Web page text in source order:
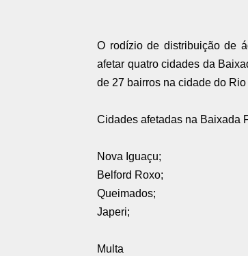
O rodízio de distribuição de
afetar quatro cidades da
de 27 bairros na cidade do
Cidades afetadas na Baixada
Nova Iguaçu;
Belford Roxo;
Queimados;
Japeri;
Multa